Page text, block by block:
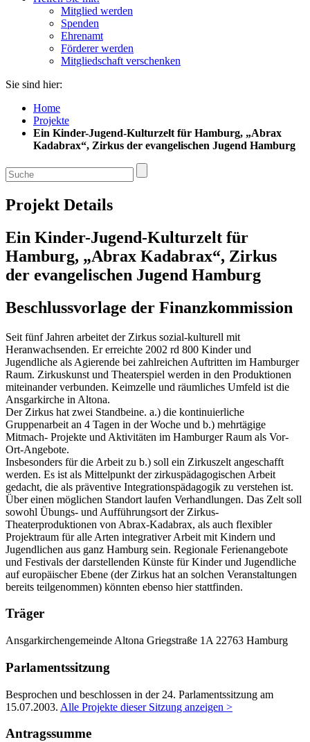
Mitglied werden
Spenden
Ehrenamt
Förderer werden
Mitgliedschaft verschenken
Sie sind hier:
Home
Projekte
Ein Kinder-Jugend-Kulturzelt für Hamburg, „Abrax
Kadabrax“, Zirkus der evangelischen Jugend Hamburg
Projekt Details
Ein Kinder-Jugend-Kulturzelt für
Hamburg, „Abrax Kadabrax“, Zirkus
der evangelischen Jugend Hamburg
Beschlussvorlage der Finanzkommission
Seit fünf Jahren arbeitet der Zirkus sozial-kulturell mit
Heranwachsenden. Er erreichte 2002 rd 800 Kinder und
Jugendliche als Agierende bei zahlreichen Auftritten im Hamburger
Raum. Zirkuskunst und Theaterspiel werden in den Produktionen
miteinander verbunden. Keimzelle und räumliches Umfeld ist die
Ansgarkirche in Altona.
Der Zirkus hat zwei Standbeine. a.) die kontinuierliche
Gruppenarbeit an 4 Tagen in der Woche und b.) mehrtägige
Mitmach- Projekte und Aktivitäten im Hamburger Raum als Vor-
Ort-Angebote.
Insbesonders für die Arbeit zu b.) soll ein Zirkuszelt angeschafft
werden. Es ist als Mittelpunkt der zirkuspädagogischen Arbeit
gedacht, die als präventive Integrationspädagogik zu verstehen ist.
Über einen möglichen Standort laufen Verhandlungen. Das Zelt soll
sowohl Übungs- und Aufführungsort der Zirkus-
Theaterproduktionen von Abrax-Kadabrax, als auch flexibler
Projektraum für alle Arten integrativer Arbeit mit Kindern und
Jugendlichen aus ganz Hamburg sein. Regionale Ferienangebote
und Festivals der darstellenden Künste für Kinder und Jugendliche
auf europäischer Ebene (der Zirkus hat an solchen Veranstaltungen
bereits teilgenommen) könnten ebenso hier stattfinden.
Träger
Ansgarkirchengemeinde Altona Griegstraße 1A 22763 Hamburg
Parlamentssitzung
Besprochen und beschlossen in der 24. Parlamentssitzung am
15.07.2003. Alle Projekte dieser Sitzung anzeigen >
Antragssumme